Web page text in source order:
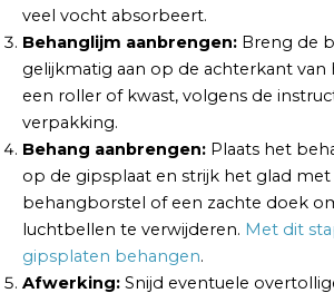
veel vocht absorbeert.
Behanglijm aanbrengen: Breng de
gelijkmatig aan op de achterkant
een roller of kwast, volgens de
verpakking.
Behang aanbrengen: Plaats het
op de gipsplaat en strijk het glad met
behangborstel of een zachte doek
luchtbellen te verwijderen. Met dit
gipsplaten behangen.
Afwerking: Snijd eventuele